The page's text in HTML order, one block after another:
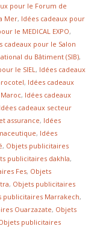
pour le Forum de
Mer, Idées cadeaux pour
le MEDICAL EXPO,
cadeaux pour le Salon
du Bâtiment (SIB),
le SIEL , Idées cadeaux
, Idées cadeaux
, Idées cadeaux
Idées cadeaux secteur
assurance, Idées
, Idées
, Objets publicitaires
publicitaires dakhla,
Fes, Objets
, Objets publicitaires
publicitaires Marrakech,
Ouarzazate, Objets
publicitaires